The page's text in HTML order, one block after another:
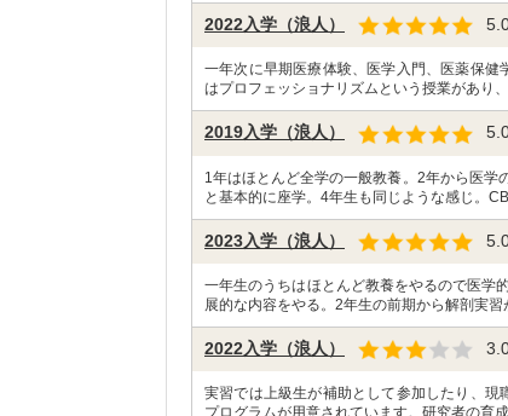
2022入学（浪人）
一年次に早期医療体験、医学入門、医薬保
はプロフェッショナリズムという授業があり
2019入学（浪人）
1年はほとんど全学の一般教養。2年から医学
と基本的に座学。4年生も同じような感じ。
2023入学（浪人）
一年生のうちはほとんど教養をやるので医学
展的な内容をやる。2年生の前期から解剖実
2022入学（浪人）
実習では上級生が補助として参加したり、